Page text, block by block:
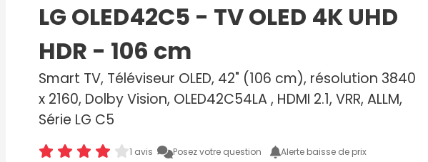
LG OLED42C5 - TV OLED 4K UHD
HDR - 106 cm
Smart TV, Téléviseur OLED, 42" (106 cm), résolution 3840
x 2160, Dolby Vision, OLED42C54LA , HDMI 2.1, VRR, ALLM,
Série LG C5
1 avis Posez votre question Alerte baisse de prix